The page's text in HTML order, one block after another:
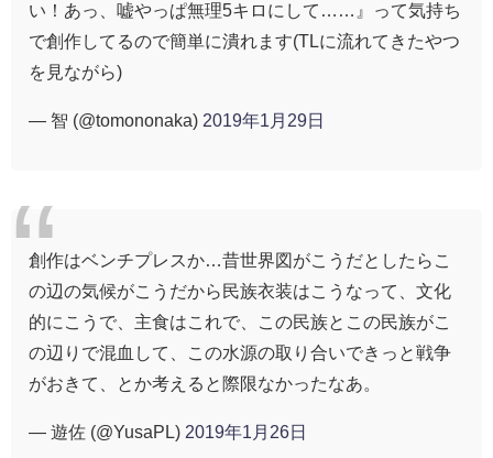
い！あっ、嘘やっぱ無理5キロにして……』って気持ち
で創作してるので簡単に潰れます(TLに流れてきたやつ
を見ながら)
— 智 (@tomononaka) 2019年1月29日
創作はベンチプレスか…昔世界図がこうだとしたらこ
の辺の気候がこうだから民族衣装はこうなって、文化
的にこうで、主食はこれで、この民族とこの民族がこ
の辺りで混血して、この水源の取り合いできっと戦争
がおきて、とか考えると際限なかったなあ。
— 遊佐 (@YusaPL) 2019年1月26日